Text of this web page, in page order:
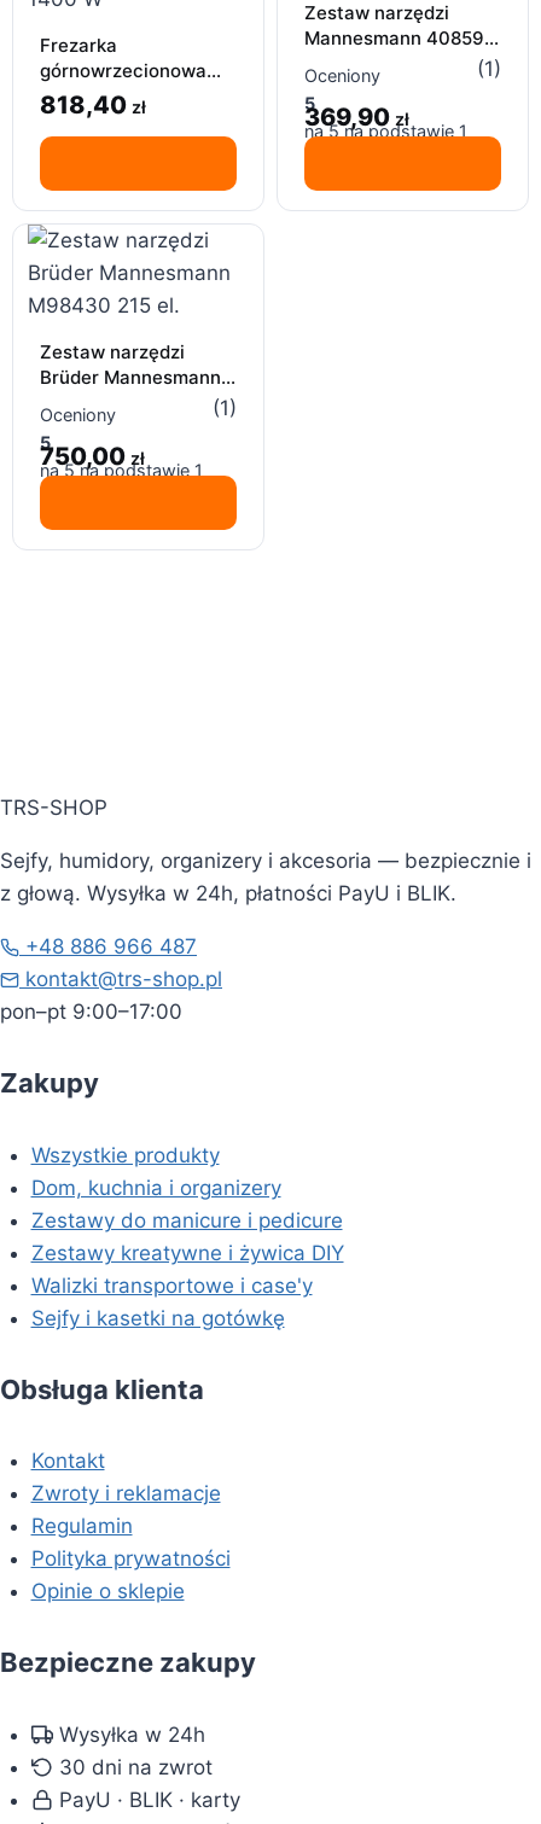
Frezarka
górnowrzecionowa
Bosch 060326C801
1400 W
818,40 zł
Zestaw narzędzi
Mannesmann 408591
| 89 części
Oceniony
5
na 5 na podstawie 1
(1)
369,90 zł
Zestaw narzędzi
Brüder Mannesmann
M98430 215 el.
Oceniony
5
na 5 na podstawie 1
(1)
750,00 zł
TRS-SHOP
Sejfy, humidory, organizery i akcesoria — bezpiecznie i
z głową. Wysyłka w 24h, płatności PayU i BLIK.
+48 886 966 487
kontakt@trs-shop.pl
pon–pt 9:00–17:00
Zakupy
Wszystkie produkty
Dom, kuchnia i organizery
Zestawy do manicure i pedicure
Zestawy kreatywne i żywica DIY
Walizki transportowe i case'y
Sejfy i kasetki na gotówkę
Obsługa klienta
Kontakt
Zwroty i reklamacje
Regulamin
Polityka prywatności
Opinie o sklepie
Bezpieczne zakupy
Wysyłka w 24h
30 dni na zwrot
PayU · BLIK · karty